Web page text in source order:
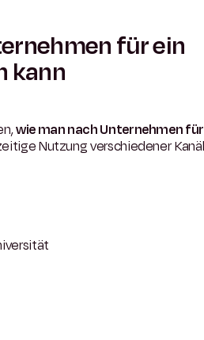
für ein
kann
wie man nach Unternehmen
Nutzung verschiedener